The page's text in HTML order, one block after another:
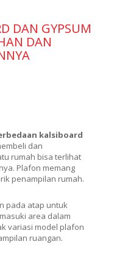
DAN GYPSUM
DAN
kalsiboard
dan
rumah bisa terlihat
Plafon memang
penampilan rumah.
pada atap untuk
area dalam
variasi model plafon
ruangan.